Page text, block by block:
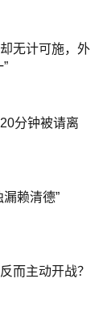
无计可施，外
分钟被请离
赖清德”
而主动开战？